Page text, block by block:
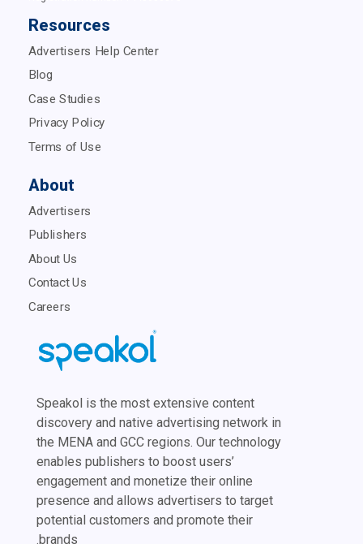
Resources
Advertisers Help Center
Blog
Case Studies
Privacy Policy
Terms of Use
About
Advertisers
Publishers
About Us
Contact Us
Careers
Speakol is the most extensive content
discovery and native advertising network in
the MENA and GCC regions. Our technology
enables publishers to boost users’
engagement and monetize their online
presence and allows advertisers to target
potential customers and promote their
brands.